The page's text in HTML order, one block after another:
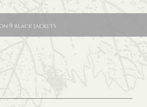
9 black jackets